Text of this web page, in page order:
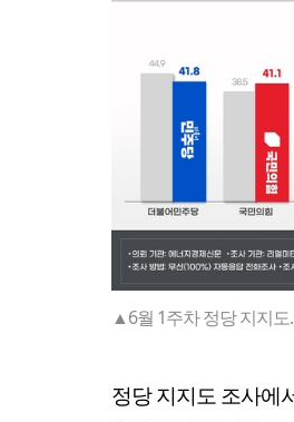
▲6월 1주차 정당 지지도
정당 지지도 조사에